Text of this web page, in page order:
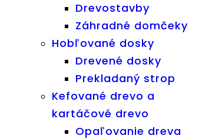
Drevostavby
Záhradné domčeky
Hobľované dosky
Drevené dosky
Prekladaný strop
Kefované drevo a
kartáčové drevo
Opaľovanie dreva